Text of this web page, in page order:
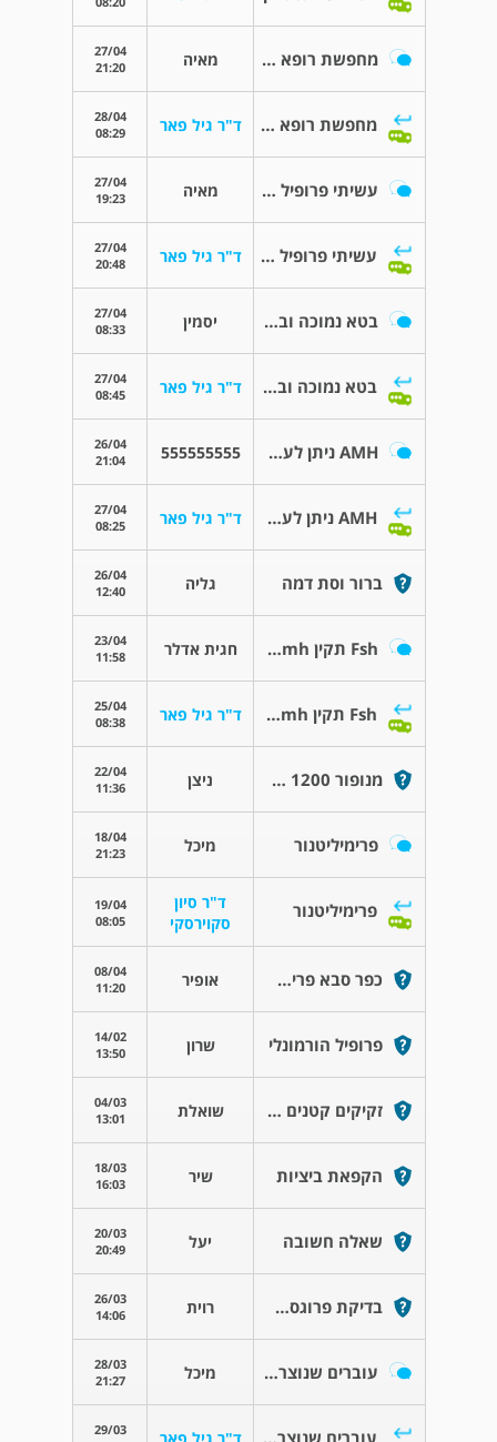
מחפשת רופא פריון האיזור דימונה באר שבע מאיה
27/04
21:20
מחפשת רופא פריון האיזור דימונה באר שבע ד"ר גיל פאר
28/04
08:29
עשיתי פרופיל הורמונלי לפני פניה לרופא פריון מאיה
27/04
19:23
עשיתי פרופיל הורמונלי לפני פניה לרופא פריון ד"ר גיל פאר
27/04
20:48
בטא נמוכה ובדיקת הריון ביתית חיובית יסמין
27/04
08:33
בטא נמוכה ובדיקת הריון ביתית חיובית ד"ר גיל פאר
27/04
08:45
AMH ניתן לעשות בכל מקום ? 555555555
26/04
21:04
AMH ניתן לעשות בכל מקום ? ד"ר גיל פאר
27/04
08:25
ברור וסת דמה גליה
26/04
12:40
Fsh תקין amh נמוך חגית אדלר
23/04
11:58
Fsh תקין amh נמוך ד"ר גיל פאר
25/04
08:38
מנופור 1200 למסירה ניצן
22/04
11:36
פרימיליטנור מיכל
18/04
21:23
פרימיליטנור
ד"ר סיון
סקוירסקי
19/04
08:05
כפר סבא פרישמן אופיר
08/04
11:20
פרופיל הורמונלי שרון
14/02
13:50
זקיקים קטנים - מועד שאיבה שואלת
04/03
13:01
הקפאת ביציות שיר
18/03
16:03
שאלה חשובה יעל
20/03
20:49
בדיקת פרוגסטרון 4 ימים לפני וסת רוית
26/03
14:06
עוברים שנוצרו בזמן שהיה חיידק מיכל
28/03
21:27
29/03